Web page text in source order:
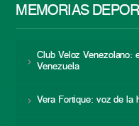
MEMORIAS
Club Veloz Venezolano:
Venezuela
Vera Fortique: voz de la